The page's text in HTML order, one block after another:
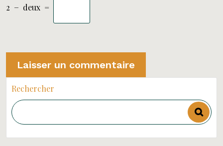
2 − deux =
Rechercher